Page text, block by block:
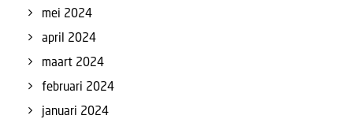
mei 2024
april 2024
maart 2024
februari 2024
januari 2024